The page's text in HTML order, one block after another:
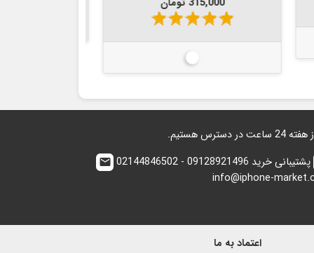
سفیدمشکی
پشتیبانی خرید 09128921496 - 02144846502 email
info@iphone-
اعتماد به ما